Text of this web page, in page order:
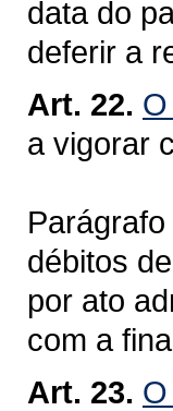
data do
deferir a
Art. 22.
a vigorar
débitos
por ato
com a
Art. 23.